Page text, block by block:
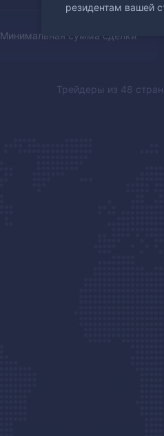
Минимальная сумма сделки
Трейдеры из 48 стран
резидентам вашей